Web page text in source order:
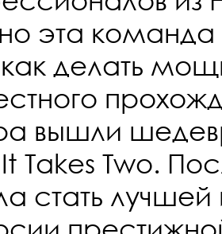
эта
как делать
вышли
Takes Two.
стать лучшей